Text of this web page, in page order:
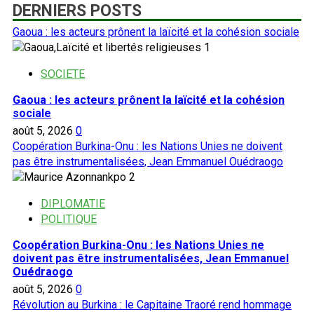
plus
sur
Lutte
Boko
le
veut
quitter
la
Force
mixte
multinationale
DERNIERS POSTS
Gaoua : les acteurs prônent la laïcité et la cohésion sociale
1
SOCIETE
Gaoua : les acteurs prônent la laïcité et la cohésion
sociale
août 5, 2026 0
Coopération Burkina-Onu : les Nations Unies ne doivent
pas être instrumentalisées, Jean Emmanuel Ouédraogo
2
DIPLOMATIE
POLITIQUE
Coopération Burkina-Onu : les Nations Unies ne
doivent pas être instrumentalisées, Jean Emmanuel
Ouédraogo
août 5, 2026 0
Révolution au Burkina : le Capitaine Traoré rend hommage